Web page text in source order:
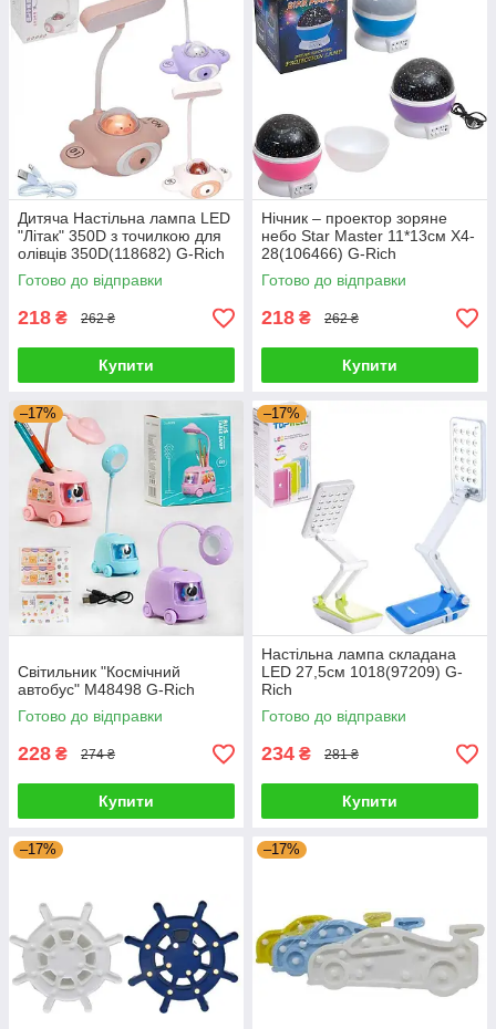
Дитяча Настільна лампа LED
"Літак" 350D з точилкою для
олівців 350D(118682) G-Rich
Готово до відправки
218 ₴ 262 ₴
Купити
Нічник – проектор зоряне
небо Star Master 11*13см X4-
28(106466) G-Rich
Готово до відправки
218 ₴ 262 ₴
Купити
–17%
Світильник "Космічний
автобус" M48498 G-Rich
Готово до відправки
228 ₴ 274 ₴
Купити
–17%
Настільна лампа складана
LED 27,5см 1018(97209) G-
Rich
Готово до відправки
234 ₴ 281 ₴
Купити
–17% –17%